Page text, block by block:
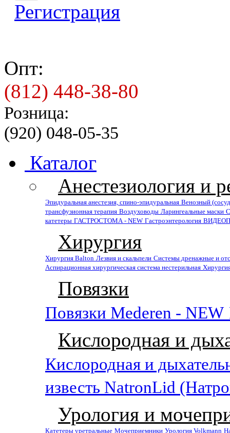
Регистрация
Опт:
(812) 448-38-80
Розница:
(920) 048-05-35
Каталог
Анестезиология и
Эпидуральная анестезия, спино-эпидуральная Венозный
трансфузионная терапия Воздуховоды Ларингеальные маски
катетеры ГАСТРОСТОМА - NEW Гастроэнтерология
Хирургия
Хирургия Balton Лезвия и скальпели Системы дренажные и
Аспирационная хирургическая система нестерильная
Повязки
Повязки Mederen - NEW
Кислородная и
Кислородная и
известь NatronLid
Урология и
Катетеры уретральные Мочеприемники Урология Volkmann